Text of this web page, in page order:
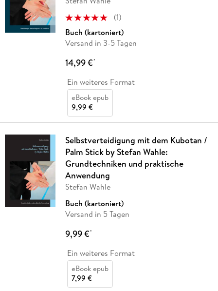
(1)
Buch (kartoniert)
Versand in 3-5 Tagen
14,99 €*
Ein weiteres Format
eBook epub
9,99 €
Selbstverteidigung mit dem Kubotan /
Palm Stick by Stefan Wahle:
Grundtechniken und praktische
Anwendung
Stefan Wahle
Buch (kartoniert)
Versand in 5 Tagen
9,99 €*
Ein weiteres Format
eBook epub
7,99 €